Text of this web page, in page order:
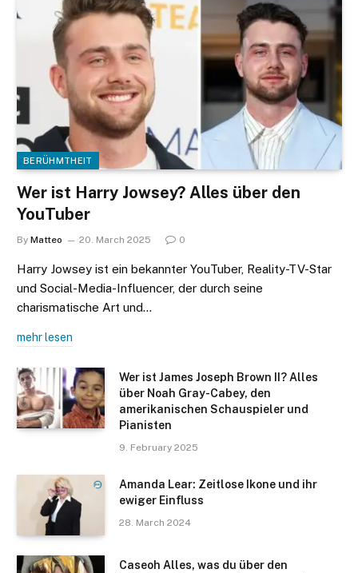
BERÜHMTHEIT
Wer ist Harry Jowsey? Alles über den
YouTuber
By Matteo 20. March 2025 0
Harry Jowsey ist ein bekannter YouTuber, Reality-TV-Star
und Social-Media-Influencer, der durch seine
charismatische Art und…
mehr lesen
Wer ist James Joseph Brown II? Alles
über Noah Gray-Cabey, den
amerikanischen Schauspieler und
Pianisten
9. February 2025
Amanda Lear: Zeitlose Ikone und ihr
ewiger Einfluss
28. March 2024
Caseoh Alles, was du über den